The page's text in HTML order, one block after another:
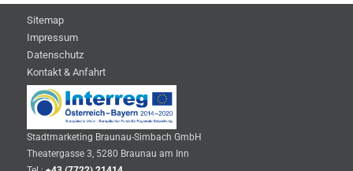
Sitemap
Impressum
Datenschutz
Kontakt & Anfahrt
Stadtmarketing Braunau-Simbach GmbH
Theatergasse 3, 5280 Braunau am Inn